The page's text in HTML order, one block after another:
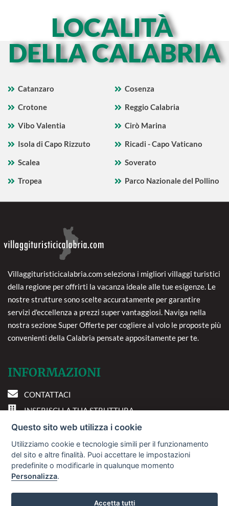
LOCALITÀ
DELLA CALABRIA
Catanzaro
Cosenza
Crotone
Reggio Calabria
Vibo Valentia
Cirò Marina
Isola di Capo Rizzuto
Ricadi - Capo Vaticano
Scalea
Soverato
Tropea
Parco Nazionale del Pollino
Villaggituristicicalabria.com seleziona i migliori villaggi turistici
della regione per offrirti la vacanza ideale alle tue esigenze. Le
nostre strutture sono scelte accuratamente per garantire
servizi d'eccellenza a prezzi super vantaggiosi. Naviga nella
nostra sezione Super Offerte per cogliere al volo le proposte più
convenienti della Calabria pensate appositamente per te.
INFORMAZIONI
CONTATTACI
INSERISCI LA TUA STRUTTURA
PREFERENZE COOKIE
DOVE SIAMO
Via A. Costa, 2 - 63822
Questo sito web utilizza i cookie
Utilizziamo cookie e tecnologie simili per il funzionamento
del sito e altre finalità. Puoi accettare le impostazioni
predefinite o modificarle in qualunque momento
Personalizza.
Accetta tutti